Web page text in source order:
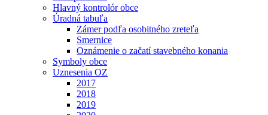
Hlavný kontrolór obce
Úradná tabuľa
Zámer podľa osobitného zreteľa
Smernice
Oznámenie o začatí stavebného konania
Symboly obce
Uznesenia OZ
2017
2018
2019